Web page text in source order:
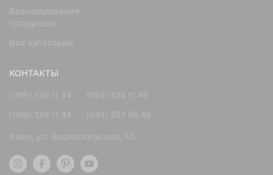
Брендирование
продукции
Все категории
КОНТАКТЫ
(095) 336 11 44
(093) 336 11 44
(068) 336 11 44
(044) 333 60 46
Киев, ул. Бориспольская, 30